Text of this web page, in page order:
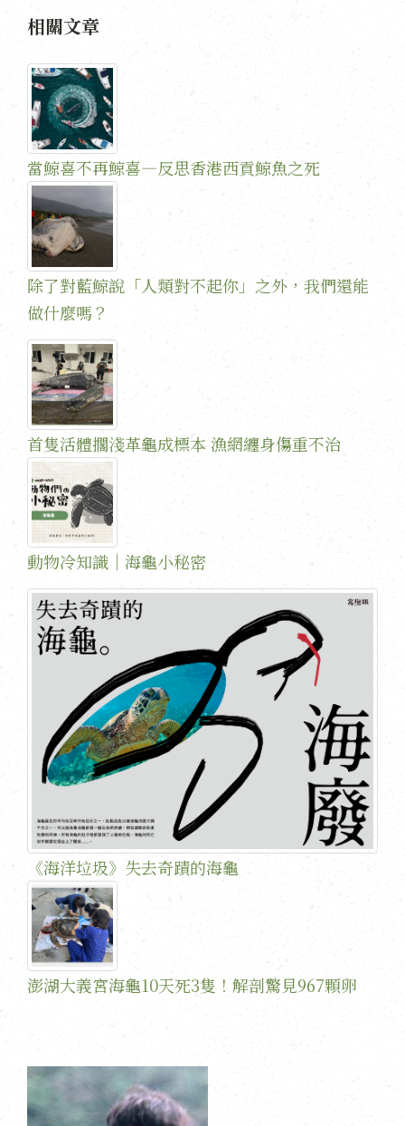
相關文章
當鯨喜不再鯨喜—反思香港西貢鯨魚之死
除了對藍鯨說「人類對不起你」之外，我們還能
做什麼嗎？
首隻活體擱淺革龜成標本 漁網纏身傷重不治
動物冷知識｜海龜小秘密
《海洋垃圾》失去奇蹟的海龜
澎湖大義宮海龜10天死3隻！解剖驚見967顆卵